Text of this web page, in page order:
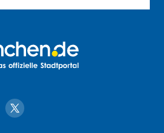
auf Instagram
auf YouTube
muenchen.de auf X